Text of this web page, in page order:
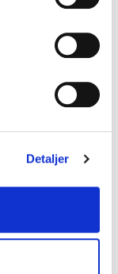
Detaljer
(mynten er